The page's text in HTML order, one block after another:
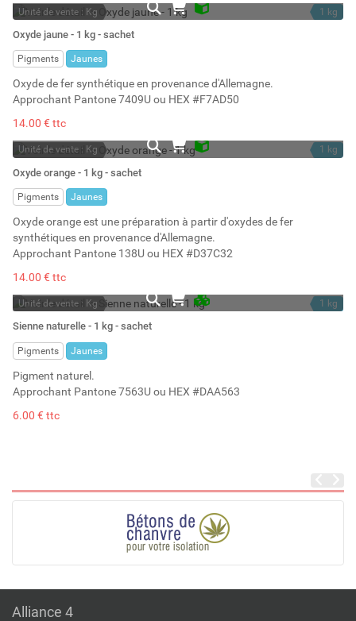
Unité de vente : Kg
En stock
Stock : 43
1 kg
Oxyde jaune - 1 kg - sachet
Pigments Jaunes
Oxyde de fer synthétique en provenance d'Allemagne.
Approchant Pantone 7409U ou HEX #F7AD50
14.00 € ttc
Unité de vente : Kg
En stock
Stock : 31
1 kg
Oxyde orange - 1 kg - sachet
Pigments Jaunes
Oxyde orange est une préparation à partir d'oxydes de fer
synthétiques en provenance d'Allemagne.
Approchant Pantone 138U ou HEX #D37C32
14.00 € ttc
Unité de vente : Kg
En stock permanent
Stock : 5
1 kg
Sienne naturelle - 1 kg - sachet
Pigments Jaunes
Pigment naturel.
Approchant Pantone 7563U ou HEX #DAA563
6.00 € ttc
Alliance 4